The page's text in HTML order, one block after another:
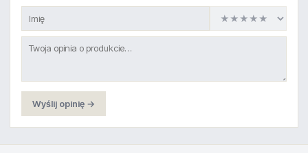
Wyślij opinię →